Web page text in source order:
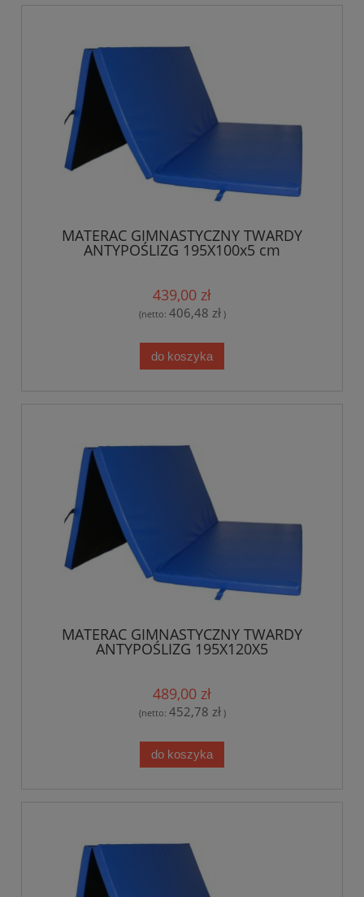
MATERAC GIMNASTYCZNY TWARDY
ANTYPOŚLIZG 195X100x5 cm
439,00 zł
(netto: 406,48 zł)
do koszyka
MATERAC GIMNASTYCZNY TWARDY
ANTYPOŚLIZG 195X120X5
489,00 zł
(netto: 452,78 zł)
do koszyka